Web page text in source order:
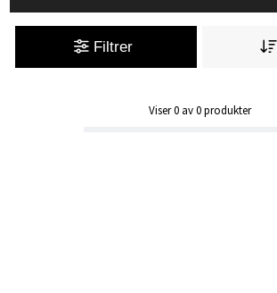
Filtrer
Viser0av0produkter